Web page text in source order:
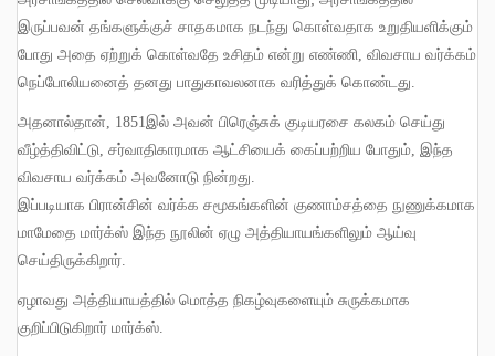
இருப்பவன் தங்களுக்குச் சாதகமாக நடந்து கொள்வதாக உறுதியளிக்கும்
போது அதை ஏற்றுக் கொள்வதே உசிதம் என்று எண்ணி விவசாய வர்க்கம்
நெப்போலியனைத் தனது பாதுகாவலனாக வரித்துக் கொண்டது
அதனால்தான் , 1851இல் அவன் பிரெஞ்சுக் குடியரசை கலகம் செய்து
வீழ்த்திவிட்டு சர்வாதிகாரமாக ஆட்சியைக் கைப்பற்றிய போதும் இந்த
விவசாய வர்க்கம் அவனோடு நின்றது
இப்படியாக பிரான்சின் வர்க்க சமூகங்களின் குணாம்சத்தை நுணுக்கமாக
மாமேதை மார்க்ஸ் இந்த நூலின் ஏழு அத்தியாயங்களிலும் ஆய்வு
செய்திருக்கிறார்
ஏழாவது அத்தியாயத்தில் மொத்த நிகழ்வுகளையும் சுருக்கமாக
குறிப்பிடுகிறார் மார்க்ஸ்